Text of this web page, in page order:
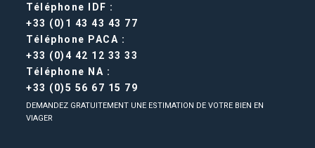
Téléphone IDF :
+33 (0)1 43 43 43 77
Téléphone PACA :
+33 (0)4 42 12 33 33
Téléphone NA :
+33 (0)5 56 67 15 79
DEMANDEZ GRATUITEMENT UNE ESTIMATION DE VOTRE BIEN EN
VIAGER